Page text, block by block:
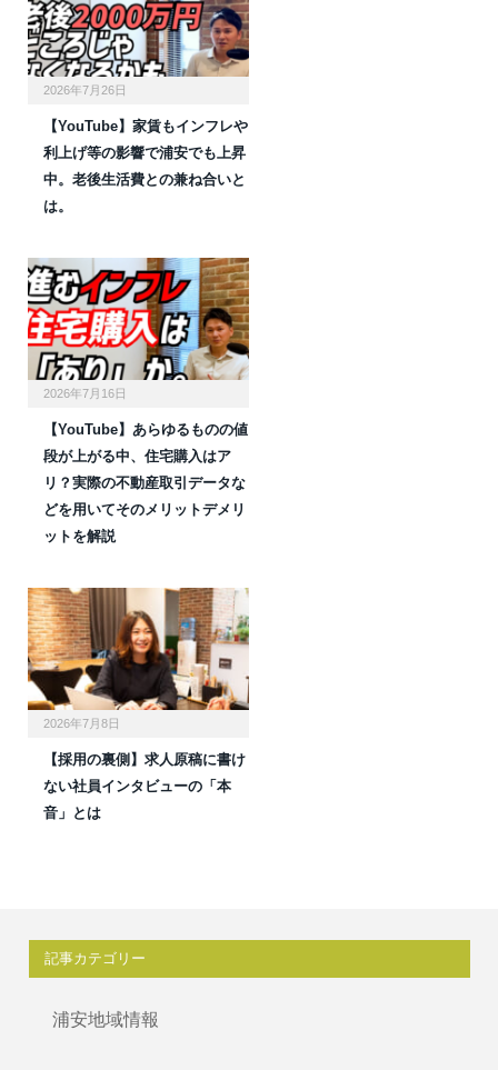
2026年7月26日
【YouTube】家賃もインフレや
利上げ等の影響で浦安でも上昇
中。老後生活費との兼ね合いと
は。
2026年7月16日
【YouTube】あらゆるものの値
段が上がる中、住宅購入はア
リ？実際の不動産取引データな
どを用いてそのメリットデメリ
ットを解説
2026年7月8日
【採用の裏側】求人原稿に書け
ない社員インタビューの「本
音」とは
記事カテゴリー
浦安地域情報